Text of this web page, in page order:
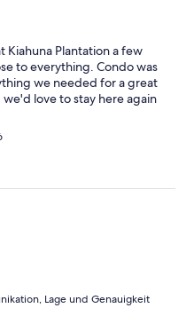
Kiahuna Plantation a few
to everything. Condo was
we needed for a great
love to stay here again
Lage und Genauigkeit